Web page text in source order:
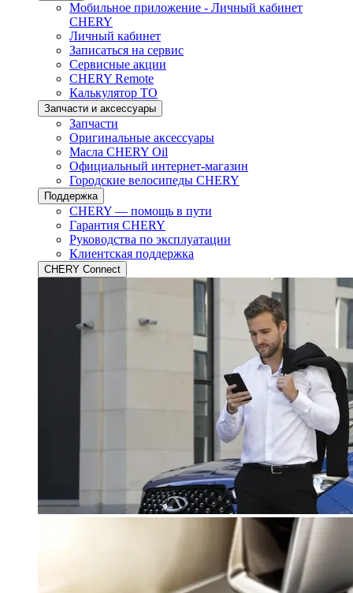
Мобильное приложение - Личный кабинет
CHERY
Личный кабинет
Записаться на сервис
Сервисные акции
CHERY Remote
Калькулятор ТО
Запчасти и аксессуары
Запчасти
Оригинальные аксессуары
Масла CHERY Oil
Официальный интернет-магазин
Городские велосипеды CHERY
Поддержка
CHERY — помощь в пути
Гарантия CHERY
Руководства по эксплуатации
Клиентская поддержка
CHERY Connect